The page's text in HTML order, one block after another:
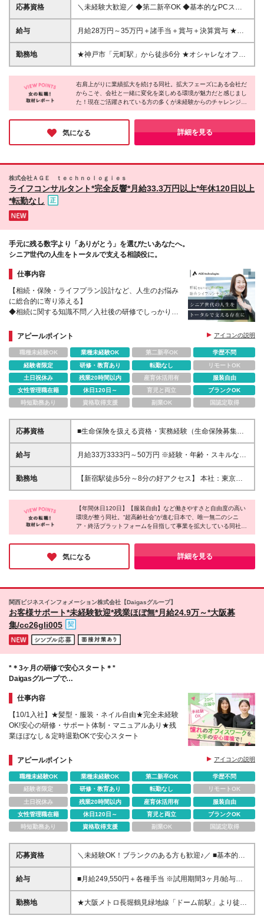
応募資格
＼未経験大歓迎／ ◆第二新卒OK ◆基本的なPCスキ
ルをお持ちの方 ◆学歴不問 ◆20代～30代活躍中！ ☆
人柄重視の採用になります！ 「経験はないけどオフ
応募ください♪ ＊＊こんな方にピッタリです＊＊ □オ
シャレも楽しみながらオフィスワークをしたい方 □コ
やすさも大切にしたい方
給与
月給28万円～35万円＋諸手当＋賞与＋決算賞与 ★月
平均2万～4万のインセンティブ獲得も可能！ ★昇給
ではあなたの頑張りをしっかり評価。 一度の昇給で
考慮の上、優遇いたします ※上記月給には固定残業代
（20時間分／37,900円～）を含み、超過分は別途支
給いたします ※上記月給には一律手当を含みます ※試
勤務地
★神戸市「元町駅」から徒歩6分 ★オシャレなオフィ
スで働ける♪ ＜本社＞ 兵庫県神戸市中央区明石町44神
戸御幸ビル4階 ※転勤はありません ※変更の範囲：会
社の定める事業所
右肩上がりに業績拡大を続ける同社。拡大フェーズにある会社だ
からこそ、会社と一緒に変化を楽しめる環境が魅力だと感じまし
た！現在ご活躍されている方の多くが未経験からのチャレンジだ
そう。教育実績が豊富にある同社だからこそ、未経験の方が不安
に感じるポイントを踏まえた上で研修を行っているのも、安心で
きるポイントだと感じました♪オフィスワークのお仕事で一歩踏
み出したい方にぜひご応募いただきたいです◎
気になる 詳細を見る
株式会社ＡＧＥ ｔｅｃｈｎｏｌｏｇｉｅｓ
ライフコンサルタント*完全反響*月給33.3万円以上*年休120日以上
*転勤なし
手元に残る数字より「ありがとう」を選びたいあなたへ。
シニア世代の人生をトータルで支える相談役に。
仕事内容
【相続・保険・ライフプラン設計など、人生のお悩み
に総合的に寄り添える】
◆相続に関する知識不問／入社後の研修でしっかりレ
◆新規開拓なし／既存顧客へのアプローチ
◆年間休日120日・土日休み
アピールポイント アイコンの説明
職種未経験OK 業種未経験OK 第二新卒OK
学歴不問
経験者限定
研修・教育あり 転勤なし
リモートOK
土日祝休み
残業20時間以内 産育休活用有
服装自由
女性管理職在籍
休日120日～ 育児と両立
ブランクOK
時短勤務あり
資格取得支援 副業OK 国認定取得
応募資格
■生命保険を扱える資格・実務経験（生命保険募集人
資格 など） ■金融・保険・相続・終活など、シニア層
向けの提案・コンサルティング経験（3年以上） ■シ
不問 ＼こんな方はぜひご応募ください／ ・数字やノ
ルマを追うためではなく、「お客様のためになる提
かし、シニア層の人生に寄り添いたい方 ・テレアポ
や飛び込みなどの新規開拓営業から脱却したい方 ・
成長市場であるシニア領域で、長く安心して活躍した
給与
月給33万3333円～50万円 ※経験・年齢・スキルなど
を考慮の上、当社規定により決定いたします ※試用期
間3ヵ月あり（期間中の待遇に変更はありません） ※
勤務地
【新宿駅徒歩5分～8分の好アクセス】 本社：東京都
新宿区西新宿7丁目3−4 アソルティ西新宿 2F ※転勤な
し ※変更の範囲：上記を除く当社関連勤務地
【年間休日120日】【服装自由】など働きやすさと自由度の高い
環境が整う同社。“超高齢社会”が進む日本で、唯一無二のシニ
ア・終活プラットフォームを目指して事業を拡大している同社。
更なる事業成長に向けて拡大を急速に加速させています。社会課
題に正面から向き合い、人々の暮らしや未来を支えるやりがいは
抜群。確かな将来性と安定感のある環境で、自身の経験やスキル
を遺憾なく発揮できる企業だと感じました！
気になる 詳細を見る
関西ビジネスインフォメーション株式会社【Daigasグループ】
お客様サポート*未経験歓迎*残業ほぼ無*月給24.9万～*大阪募
集/cc26gli005
*＊3ヶ月の研修で安心スタート＊*
Daigasグループで
仕事内容
【10/1入社】★髪型・服装・ネイル自由★完全未経験
OK!安心の研修・サポート体制・マニュアルあり★残
業ほぼなし＆定時退勤OKで安心スタート
アピールポイント アイコンの説明
職種未経験OK 業種未経験OK 第二新卒OK
学歴不問
経験者限定
研修・教育あり 転勤なし
リモートOK
土日祝休み
残業20時間以内 産育休活用有
服装自由
女性管理職在籍
休日120日～ 育児と両立
ブランクOK
時短勤務あり
資格取得支援 副業OK 国認定取得
応募資格
＼未経験OK！ブランクのある方も歓迎♪／ ■基本的な
PC操作が可能な方 ■10月1日勤務開始が可能な方 ■学
歴不問 ※10月1日入社を中心に募集していますが、10
合なども踏まえ、入社日は柔軟に調整いたしますの
で、お気軽にご相談ください。 ＼こんな方にピッタ
給与
■月給249,550円＋各種手当 ※試用期間3ヶ月/給与・
待遇に差異はございません ※残業代は別途、全額支給
いたします ★直近3年間、ベースアップを実施中！ ＼
勤務地
★大阪メトロ長堀鶴見緑地線「ドーム前駅」より徒歩
3分 ★自転車通勤も可能です！ ※マイカー・バイク